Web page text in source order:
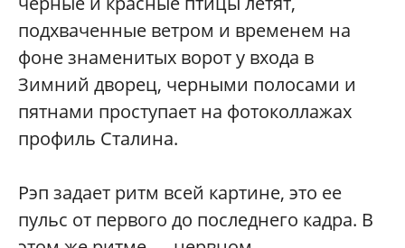
подхваченные ветром и временем на
фоне знаменитых ворот у входа в
Зимний дворец, черными полосами и
пятнами проступает на фотоколлажах
профиль Сталина.
Рэп задает ритм всей картине, это ее
пульс от первого до последнего кадра. В